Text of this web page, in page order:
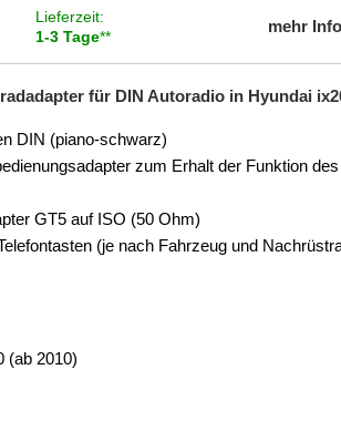
Lieferzeit:
1-3 Tage**
mehr
für DIN Autoradio in Hyundai
DIN (piano-schwarz)
zum Erhalt der Funktion
GT5 auf ISO (50 Ohm)
(je nach Fahrzeug und
(ab 2010)